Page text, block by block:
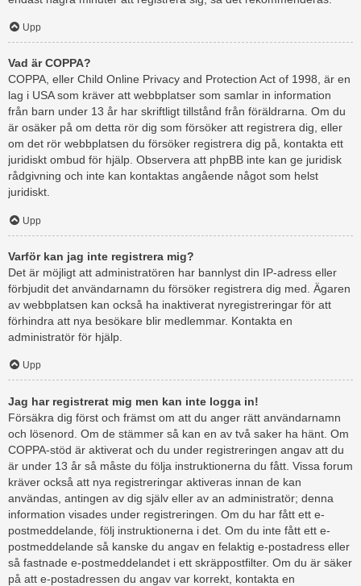
Upp
Vad är COPPA?
COPPA, eller Child Online Privacy and Protection Act of 1998, är en
lag i USA som kräver att webbplatser som samlar in information
från barn under 13 år har skriftligt tillstånd från föräldrarna. Om du
är osäker på om detta rör dig som försöker att registrera dig, eller
om det rör webbplatsen du försöker registrera dig på, kontakta ett
juridiskt ombud för hjälp. Observera att phpBB inte kan ge juridisk
rådgivning och inte kan kontaktas angående något som helst
juridiskt.
Upp
Varför kan jag inte registrera mig?
Det är möjligt att administratören har bannlyst din IP-adress eller
förbjudit det användarnamn du försöker registrera dig med. Ägaren
av webbplatsen kan också ha inaktiverat nyregistreringar för att
förhindra att nya besökare blir medlemmar. Kontakta en
administratör för hjälp.
Upp
Jag har registrerat mig men kan inte logga in!
Försäkra dig först och främst om att du anger rätt användarnamn
och lösenord. Om de stämmer så kan en av två saker ha hänt. Om
COPPA-stöd är aktiverat och du under registreringen angav att du
är under 13 år så måste du följa instruktionerna du fått. Vissa forum
kräver också att nya registreringar aktiveras innan de kan
användas, antingen av dig själv eller av an administratör; denna
information visades under registreringen. Om du har fått ett e-
postmeddelande, följ instruktionerna i det. Om du inte fått ett e-
postmeddelande så kanske du angav en felaktig e-postadress eller
så fastnade e-postmeddelandet i ett skräppostfilter. Om du är säker
på att e-postadressen du angav var korrekt, kontakta en